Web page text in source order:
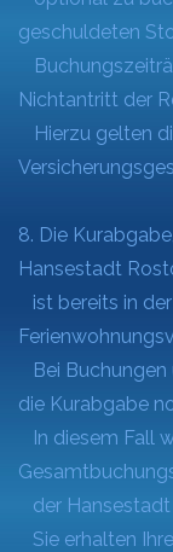
geschuldeten
Nichtantritt der
Hierzu gelten
8. Die
Hansestadt
ist bereits in
Bei Buchungen
die Kurabgabe
In diesem Fall
der
Sie erhalten